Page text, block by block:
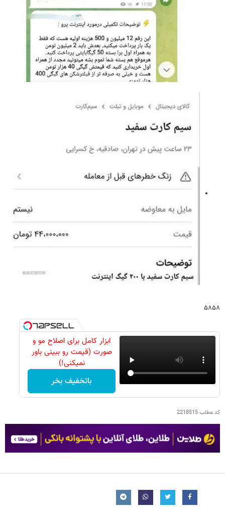
۵۸۵۸
ابزار کامل برای اصلاح مو و
صورت (قیمت رو ببینی باور
نمیکنی!)
باتخفیف بخر
کد مطلب2218515